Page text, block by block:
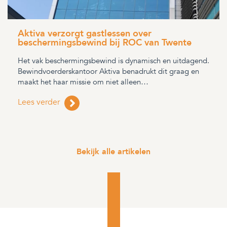
Aktiva verzorgt gastlessen over
beschermingsbewind bij ROC van Twente
Het vak beschermingsbewind is dynamisch en uitdagend.
Bewindvoerderskantoor Aktiva benadrukt dit graag en
maakt het haar missie om niet alleen…
Lees verder
Bekijk alle artikelen